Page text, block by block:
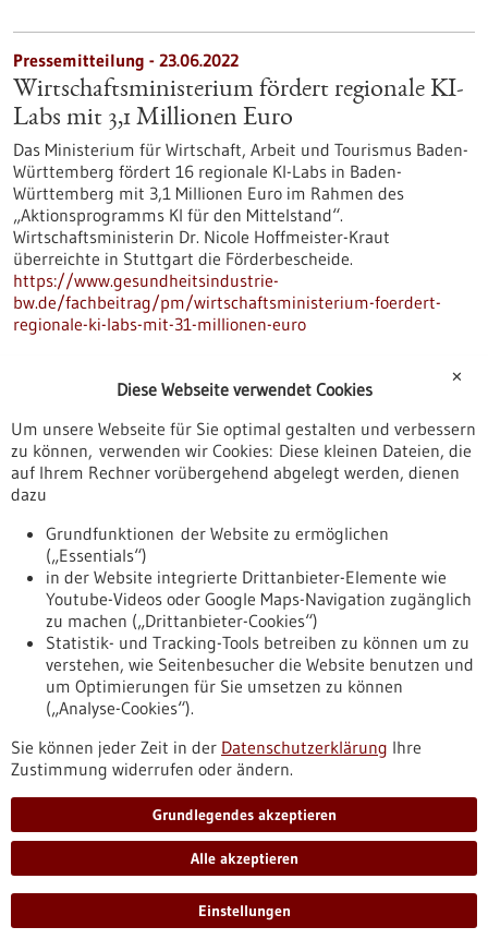
Pressemitteilung - 23.06.2022
Wirtschaftsministerium fördert regionale KI-
Labs mit 3,1 Millionen Euro
Das Ministerium für Wirtschaft, Arbeit und Tourismus Baden-
Württemberg fördert 16 regionale KI-Labs in Baden-
Württemberg mit 3,1 Millionen Euro im Rahmen des
„Aktionsprogramms KI für den Mittelstand“.
Wirtschaftsministerin Dr. Nicole Hoffmeister-Kraut
überreichte in Stuttgart die Förderbescheide.
https://www.gesundheitsindustrie-
bw.de/fachbeitrag/pm/wirtschaftsministerium-foerdert-
regionale-ki-labs-mit-31-millionen-euro
Pressemitteilung - 23.06.2022
Den Technologietransfer beschleunigen:
BioRN unterstützt weitere Leuchttürme, die
den Transfer früher Life-Science-Projekte in
Mit dem neu aufgelegten CARMA FUND haben die Initiatoren
Ascenion und Goethe-Universität mit ihrem
Transferunternehmen Innovectis GmbH, und dem European
Investment Fund (EIF), Evotec und anderen Investoren ein
neues Instrument geschaffen, das den Transfer früher Life
Science-Projekte in die Anwendung möglich macht.
https://www.gesundheitsindustrie-
bw.de/fachbeitrag/pm/den-technologietransfer-
beschleunigen-biorn-unterstuetzt-weitere-leuchttuerme
Neue Erkenntnisse zur Thrombose nach
Corona-Impfung
Ein Team aus Forschenden um Prof. Dr. Tamam Bakchoul vom
IKET am Universitätsklinikum Tübingen untersucht die
Eignung von Antikoagulantien bei Patientinnen und
✕
Diese Webseite verwendet Cookies
Um unsere Webseite für Sie optimal gestalten und verbessern
zu können, verwenden wir Cookies: Diese kleinen Dateien, die
auf Ihrem Rechner vorübergehend abgelegt werden, dienen
dazu
Grundfunktionen der Website zu ermöglichen
(„Essentials“)
in der Website integrierte Drittanbieter-Elemente wie
Youtube-Videos oder Google Maps-Navigation zugänglich
zu machen („Drittanbieter-Cookies“)
Statistik- und Tracking-Tools betreiben zu können um zu
verstehen, wie Seitenbesucher die Website benutzen und
um Optimierungen für Sie umsetzen zu können
(„Analyse-Cookies“).
Sie können jeder Zeit in der Datenschutzerklärung Ihre
Zustimmung widerrufen oder ändern.
Grundlegendes akzeptieren
Alle akzeptieren
Einstellungen